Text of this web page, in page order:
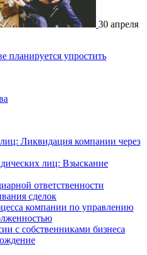
30 апреля
планируется упростить
Ликвидация компании через
лиц: Взыскание
ответственности
сделок
компании по управлению
с собственниками бизнеса